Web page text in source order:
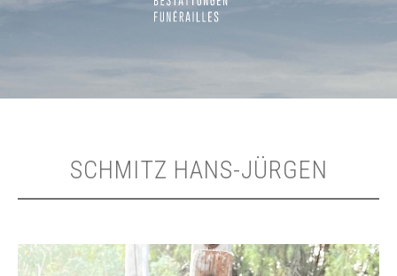
SCHMITZ HANS-JÜRGEN